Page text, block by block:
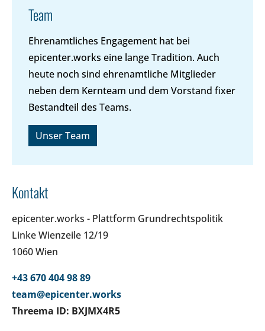
Team
Ehrenamtliches Engagement hat bei
epicenter.works eine lange Tradition. Auch
heute noch sind ehrenamtliche Mitglieder
neben dem Kernteam und dem Vorstand fixer
Bestandteil des Teams.
Unser Team
Kontakt
epicenter.works - Plattform Grundrechtspolitik
Linke Wienzeile 12/19
1060 Wien
+43 670 404 98 89
team@epicenter.works
Threema ID: BXJMX4R5